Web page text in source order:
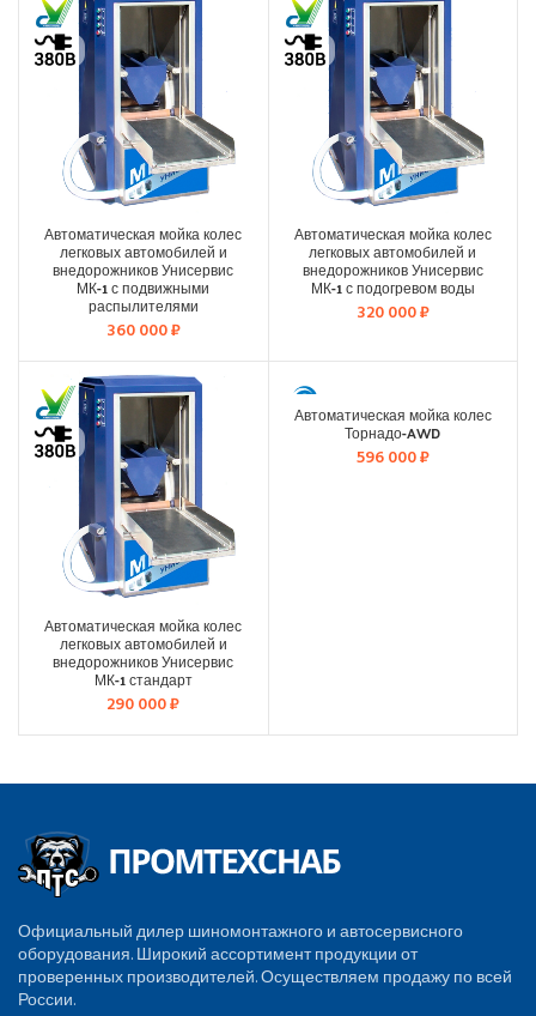
Автоматическая мойка колес
легковых автомобилей и
внедорожников Унисервис
МК-1 с подвижными
распылителями
360 000₽
Автоматическая мойка колес
легковых автомобилей и
внедорожников Унисервис
МК-1 с подогревом воды
320 000₽
Автоматическая мойка колес
легковых автомобилей и
внедорожников Унисервис
МК-1 стандарт
290 000₽
Автоматическая мойка колес
Торнадо-AWD
596 000₽
Официальный дилер шиномонтажного и автосервисного
оборудования. Широкий ассортимент продукции от
проверенных производителей. Осуществляем продажу по всей
России.